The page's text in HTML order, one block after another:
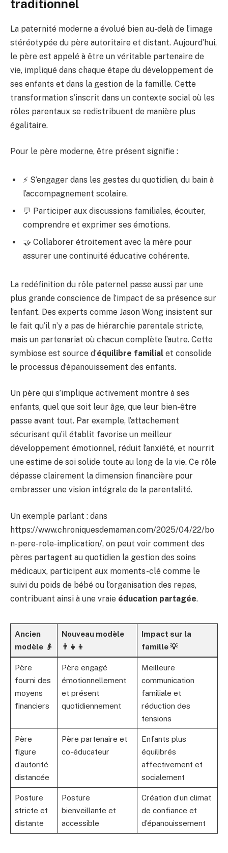
traditionnel
La paternité moderne a évolué bien au-delà de l’image
stéréotypée du père autoritaire et distant. Aujourd’hui,
le père est appelé à être un véritable partenaire de
vie, impliqué dans chaque étape du développement de
ses enfants et dans la gestion de la famille. Cette
transformation s’inscrit dans un contexte social où les
rôles parentaux se redistribuent de manière plus
égalitaire.
Pour le père moderne, être présent signifie :
⚡ S’engager dans les gestes du quotidien, du bain à
l’accompagnement scolaire.
💬 Participer aux discussions familiales, écouter,
comprendre et exprimer ses émotions.
🤝 Collaborer étroitement avec la mère pour
assurer une continuité éducative cohérente.
La redéfinition du rôle paternel passe aussi par une
plus grande conscience de l’impact de sa présence sur
l’enfant. Des experts comme Jason Wong insistent sur
le fait qu’il n’y a pas de hiérarchie parentale stricte,
mais un partenariat où chacun complète l’autre. Cette
symbiose est source d’équilibre familial et consolide
le processus d’épanouissement des enfants.
Un père qui s’implique activement montre à ses
enfants, quel que soit leur âge, que leur bien-être
passe avant tout. Par exemple, l’attachement
sécurisant qu’il établit favorise un meilleur
développement émotionnel, réduit l’anxiété, et nourrit
une estime de soi solide toute au long de la vie. Ce rôle
dépasse clairement la dimension financière pour
embrasser une vision intégrale de la parentalité.
Un exemple parlant : dans
https://www.chroniquesdemaman.com/2025/04/22/bo
n-pere-role-implication/, on peut voir comment des
pères partagent au quotidien la gestion des soins
médicaux, participent aux moments-clé comme le
suivi du poids de bébé ou l’organisation des repas,
contribuant ainsi à une vraie éducation partagée.
Ancien
modèle 👴
Nouveau modèle
👨‍👧‍👦
Impact sur la
famille 💡
Père
fourni des
moyens
financiers
Père engagé
émotionnellement
et présent
quotidiennement
Meilleure
communication
familiale et
réduction des
tensions
Père
figure
d’autorité
distancée
Père partenaire et
co-éducateur
Enfants plus
équilibrés
affectivement et
socialement
Posture
stricte et
distante
Posture
bienveillante et
accessible
Création d’un climat
de confiance et
d’épanouissement